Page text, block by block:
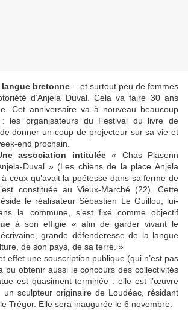
langue bretonne – et surtout peu de femmes
d’Anjela Duval. Cela va faire 30 ans
Cet anniversaire va à nouveau beaucoup
: les organisateurs du Festival du livre de
donner un coup de projecteur sur sa vie et
end prochain.
association intitulée« Chas Plasenn
Duval » (Les chiens de la place Anjela
ceux qu’avait la poétesse dans sa ferme de
constituée au Vieux-Marché (22). Cette
le réalisateur Sébastien Le Guillou, lui-
la commune, s’est fixé comme objectif
à son effigie « afin de garder vivant le
grande défenderesse de la langue
de son pays, de sa terre. »
effet une souscription publique (qui n’est pas
pu obtenir aussi le concours des collectivités
est quasiment terminée : elle est l’œuvre
un sculpteur originaire de Loudéac, résidant
Trégor. Elle sera inaugurée le 6 novembre.